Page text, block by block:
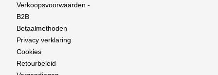
Verkoopsvoorwaarden -
B2B
Betaalmethoden
Privacy verklaring
Cookies
Retourbeleid